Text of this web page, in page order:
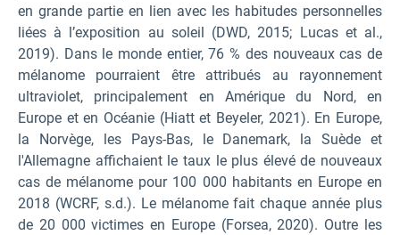
en grande partie en lien avec les habitudes personnelles
liées à l’exposition au soleil (DWD, 2015; Lucas et al.,
2019). Dans le monde entier, 76 % des nouveaux cas de
mélanome pourraient être attribués au rayonnement
ultraviolet, principalement en Amérique du Nord, en
Europe et en Océanie (Hiatt et Beyeler, 2021). En Europe,
la Norvège, les Pays-Bas, le Danemark, la Suède et
l'Allemagne affichaient le taux le plus élevé de nouveaux
cas de mélanome pour 100 000 habitants en Europe en
2018 (WCRF, s.d.). Le mélanome fait chaque année plus
de 20 000 victimes en Europe (Forsea, 2020). Outre les